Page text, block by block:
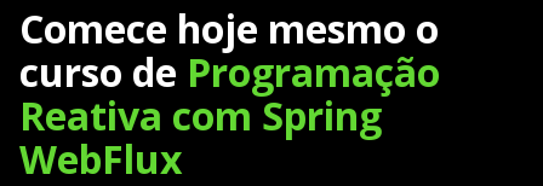
Comece hoje mesmo o
curso de Programação
Reativa com Spring
WebFlux